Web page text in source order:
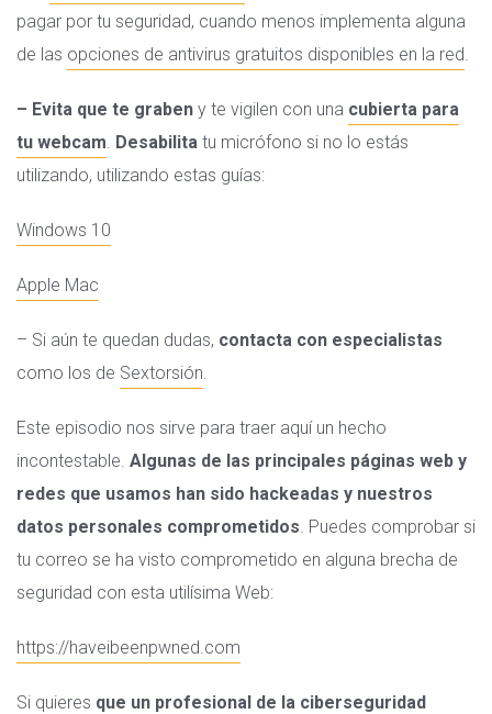
pagar por tu seguridad, cuando menos implementa alguna
de las opciones de antivirus gratuitos disponibles en la red
– Evita que te graben y te vigilen con una cubierta para
tu webcam Desabilita tu micrófono si no lo estás
utilizando, utilizando estas guías:
Windows 10
Apple Mac
– Si aún te quedan dudas, contacta con especialistas
como los de Sextorsión
Este episodio nos sirve para traer aquí un hecho
incontestable. Algunas de las principales páginas web y
redes que usamos han sido hackeadas y nuestros
datos personales comprometidos . Puedes comprobar si
tu correo se ha visto comprometido en alguna brecha de
seguridad con esta utilísima Web:
https://haveibeenpwned.com
Si quieres que un profesional de la ciberseguridad